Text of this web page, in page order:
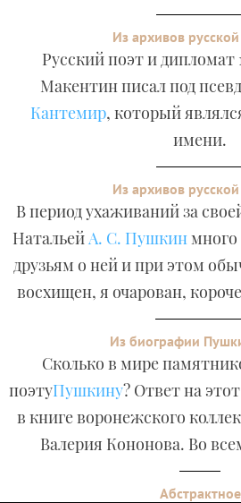
Из архивов
Русский поэт и дипломат
Макентин писал под
Кантемир, который
имени.
Из архивов
В период ухаживаний за
НатальейА. С. Пушкинмного
друзьям о ней и при этом
восхищен, я очарован,
Из биографии
Сколько в мире
поэтуПушкину? Ответ на
в книге воронежского
Валерия Кононова. Во
Абстрактное